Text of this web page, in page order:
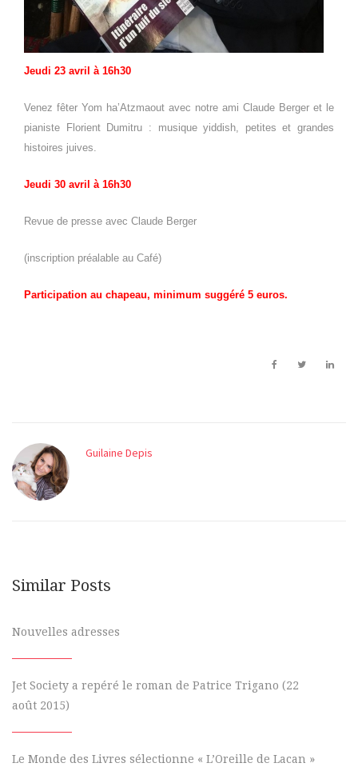
Jeudi 23 avril à 16h30
Venez fêter Yom ha’Atzmaout avec notre ami Claude Berger et le
pianiste Florient Dumitru : musique yiddish, petites et grandes
histoires juives.
Jeudi 30 avril à 16h30
Revue de presse avec Claude Berger
(inscription préalable au Café)
Participation au chapeau, minimum suggéré 5 euros.
Guilaine Depis
Similar Posts
Nouvelles adresses
Jet Society a repéré le roman de Patrice Trigano (22
août 2015)
Le Monde des Livres sélectionne « L’Oreille de Lacan »